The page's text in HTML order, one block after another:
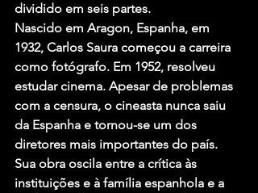
dividido em seis partes.
Nascido em Aragon, Espanha, em
1932, Carlos Saura começou a carreira
como fotógrafo. Em 1952, resolveu
estudar cinema. Apesar de problemas
com a censura, o cineasta nunca saiu
da Espanha e tornou-se um dos
diretores mais importantes do país.
Sua obra oscila entre a crítica às
instituições e à família espanhola e a